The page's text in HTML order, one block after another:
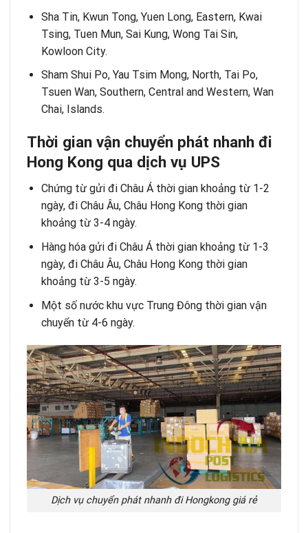
Sha Tin, Kwun Tong, Yuen Long, Eastern, Kwai
Tsing, Tuen Mun, Sai Kung, Wong Tai Sin,
Kowloon City.
Sham Shui Po, Yau Tsim Mong, North, Tai Po,
Tsuen Wan, Southern, Central and Western, Wan
Chai, Islands.
Thời gian vận chuyển phát nhanh đi
Hong Kong qua dịch vụ UPS
Chứng từ gửi đi Châu Á thời gian khoảng từ 1-2
ngày, đi Châu Âu, Châu Hong Kong thời gian
khoảng từ 3-4 ngày.
Hàng hóa gửi đi Châu Á thời gian khoảng từ 1-3
ngày, đi Châu Âu, Châu Hong Kong thời gian
khoảng từ 3-5 ngày.
Một số nước khu vực Trung Đông thời gian vận
chuyển từ 4-6 ngày.
Dịch vụ chuyển phát nhanh đi Hongkong giá rẻ